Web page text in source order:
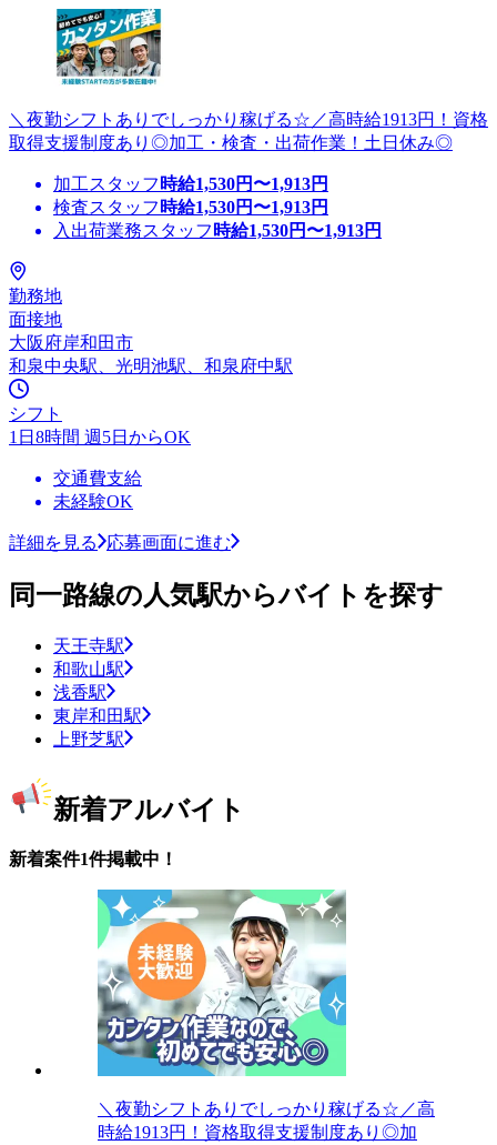
＼夜勤シフトありでしっかり稼げる☆／高時給1913円！資格
取得支援制度あり◎加工・検査・出荷作業！土日休み◎
加工スタッフ 時給1,530円〜1,913円
検査スタッフ 時給1,530円〜1,913円
入出荷業務スタッフ 時給1,530円〜1,913円
勤務地
面接地
大阪府岸和田市
和泉中央駅、光明池駅、和泉府中駅
シフト
1日8時間 週5日からOK
交通費支給
未経験OK
詳細を見る 応募画面に進む
同一路線の人気駅からバイトを探す
天王寺駅
和歌山駅
浅香駅
東岸和田駅
上野芝駅
新着アルバイト
新着案件1件掲載中！
＼夜勤シフトありでしっかり稼げる☆／高
時給1913円！資格取得支援制度あり◎加